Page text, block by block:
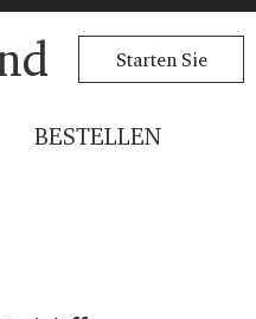
BESTELLEN
Starten Sie